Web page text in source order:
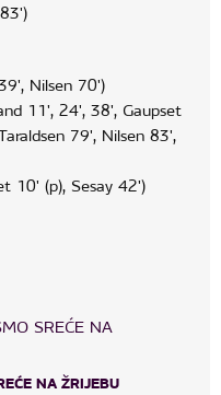
Nilsen 70')
11', 24', 38', Gaupset
79', Nilsen 83',
10' (p), Sesay 42')
NA ŽRIJEBU